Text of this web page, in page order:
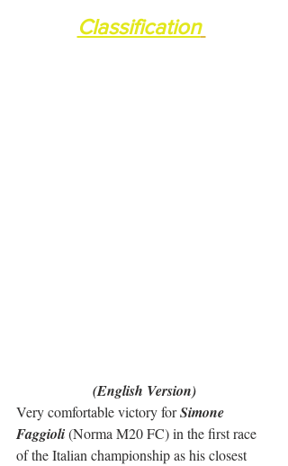
Classification
(English Version)
Very comfortable victory for Simone
Faggioli (Norma M20 FC) in the first race
of the Italian championship as his closest